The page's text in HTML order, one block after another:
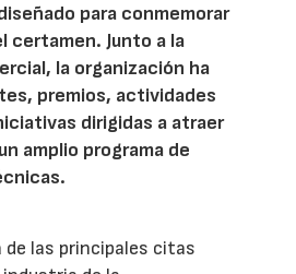
para conmemorar
certamen. Junto a la
la organización ha
premios, actividades
dirigidas a atraer
amplio programa de
de las principales citas